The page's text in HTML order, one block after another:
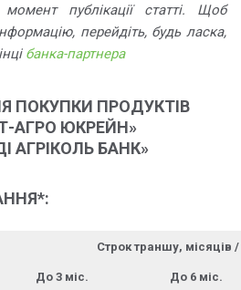
публікації статті. Щоб
перейдіть, будь ласка,
банка-партнера
ПОКУПКИ ПРОДУКТІВ
АГРО ЮКРЕЙН»
АГРІКОЛЬ БАНК»
Строк траншу, місяців
До 3 міс. До 6 міс.